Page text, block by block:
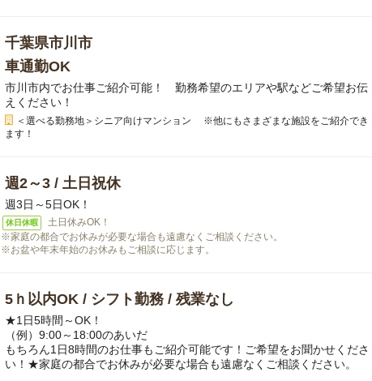
千葉県市川市
車通勤OK
市川市内でお仕事ご紹介可能！ 勤務希望のエリアや駅などご希望お伝
えください！
＜選べる勤務地＞シニア向けマンション ※他にもさまざまな施設をご紹介でき
ます！
週2～3 / 土日祝休
週3日～5日OK！
休日休暇
土日休みOK！
※家庭の都合でお休みが必要な場合も遠慮なくご相談ください。
※お盆や年末年始のお休みもご相談に応じます。
5ｈ以内OK / シフト勤務 / 残業なし
★1日5時間～OK！
（例）9:00～18:00のあいだ
もちろん1日8時間のお仕事もご紹介可能です！ご希望をお聞かせくださ
い！★家庭の都合でお休みが必要な場合も遠慮なくご相談ください。